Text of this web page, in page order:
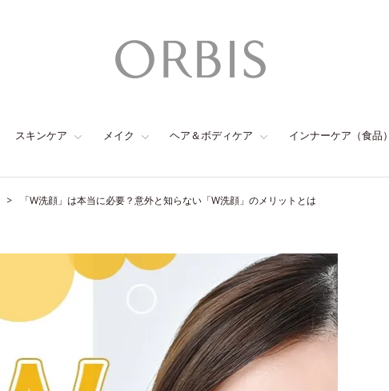
スキンケア メイク ヘア＆ボディケア インナーケア（食品）
「W洗顔」は本当に必要？意外と知らない「W洗顔」のメリットとは